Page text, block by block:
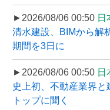
►2026/08/06 00:50 日
清水建設、BIMから解
期間を3日に
►2026/08/06 00:50 日
史上初、不動産業界
トップに聞く